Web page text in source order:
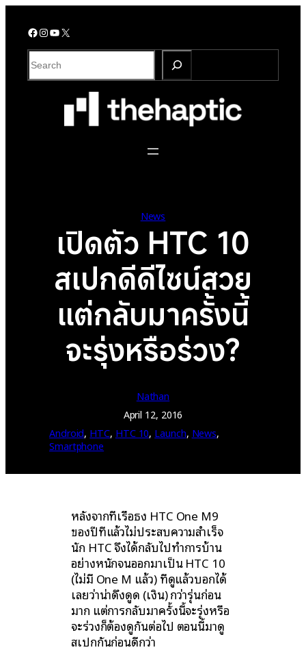
Facebook InstagramYouTube X
S
e
News
เปิดตัว HTC 10
สเปกดีดีไซน์สวย
แต่กลับมาครั้งนี้
จะรุ่งหรือร่วง?
Nathan
April 12, 2016
Android, HTC, HTC 10, Launch, News
Smartphone
หลังจากที่เรือธง HTC One M9
ของปีที่แล้วไม่ประสบความสำเร็จ
นัก HTC จึงได้กลับไปทำการบ้าน
อย่างหนักจนออกมาเป็น HTC 10
(ไม่มี One M แล้ว) ที่ดูแล้วบอกได้
เลยว่าน่าดึงดูด (เงิน) กว่ารุ่นก่อน
มาก แต่การกลับมาครั้งนี้จะรุ่งหรือ
จะร่วงก็ต้องดูกันต่อไป ตอนนี้มาดู
สเปกกันก่อนดีกว่า